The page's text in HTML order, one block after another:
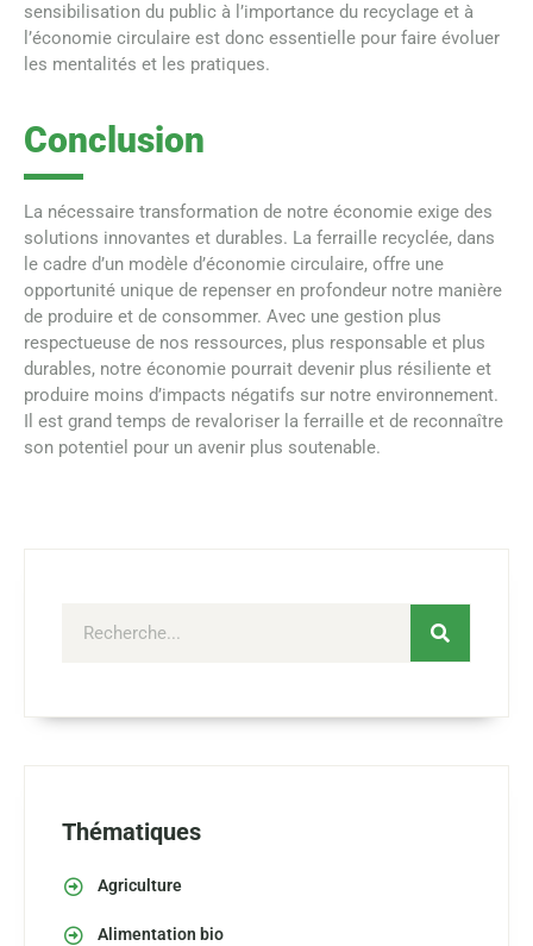
sensibilisation du public à l’importance du recyclage et à
l’économie circulaire est donc essentielle pour faire évoluer
les mentalités et les pratiques.
Conclusion
La nécessaire transformation de notre économie exige des
solutions innovantes et durables. La ferraille recyclée, dans
le cadre d’un modèle d’économie circulaire, offre une
opportunité unique de repenser en profondeur notre manière
de produire et de consommer. Avec une gestion plus
respectueuse de nos ressources, plus responsable et plus
durables, notre économie pourrait devenir plus résiliente et
produire moins d’impacts négatifs sur notre environnement.
Il est grand temps de revaloriser la ferraille et de reconnaître
son potentiel pour un avenir plus soutenable.
Thématiques
Agriculture
Alimentation bio